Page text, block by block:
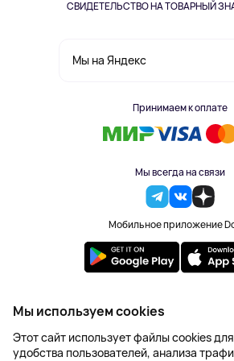
СВИДЕТЕЛЬСТВО НА ТОВАРНЫЙ
Мы на Яндекс
Принимаем к оплате
Мы всегда на связи
Мобильное приложение
2023-2026 © DoBuy. Все права
Правила обработки
Пользовательское
Оферта
Мы используем cookies
Этот сайт использует файлы cookies
удобства пользователей, анализа